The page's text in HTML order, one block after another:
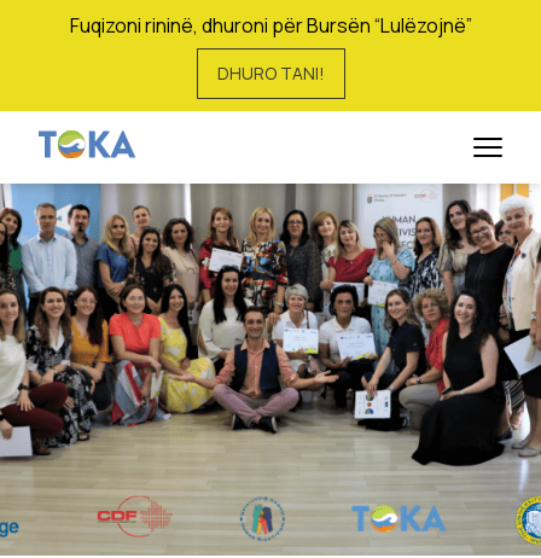
Fuqizoni rininë, dhuroni për Bursën “Lulëzojnë”
DHURO TANI!